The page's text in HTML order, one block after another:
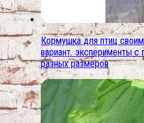
Кормушка для птиц
вариант. эксперименты
разных размеров